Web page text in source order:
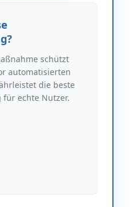
schützt
automatisierten
die beste
echte Nutzer.